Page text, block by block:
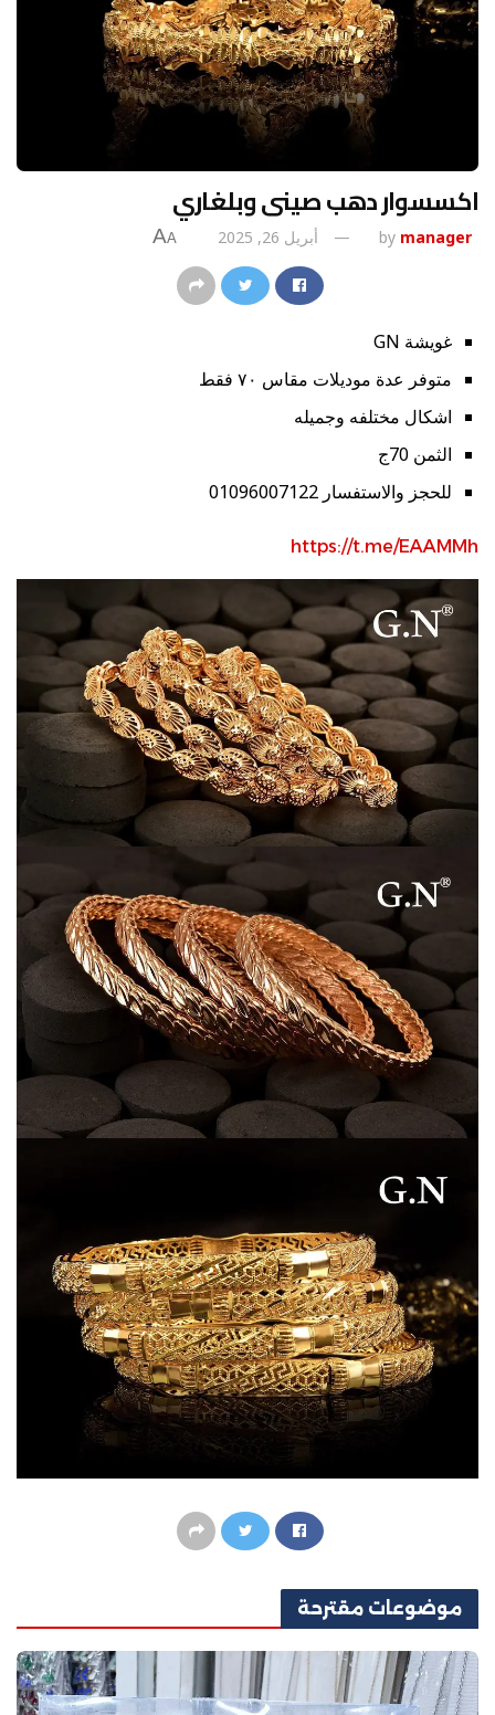
اكسسوار دهب صينى وبلغاري
by manager أبريل 26, 2025 A
A
غويشة GN
متوفر عدة موديلات مقاس ٧٠ فقط
اشكال مختلفه وجميله
الثمن 70ج
للحجز والاستفسار 01096007122
https://t.me/EAAMMh
موضوعات مقترحة